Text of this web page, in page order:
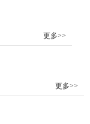
更多>>
更多>>